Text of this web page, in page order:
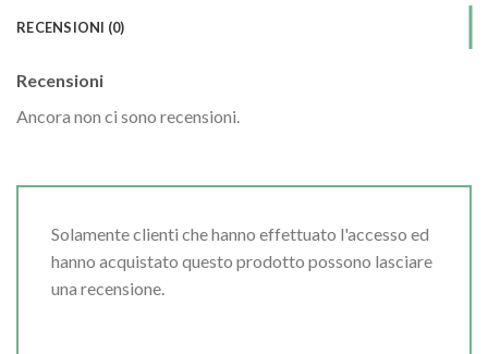
RECENSIONI (0)
Recensioni
Ancora non ci sono recensioni.
Solamente clienti che hanno effettuato l'accesso ed
hanno acquistato questo prodotto possono lasciare
una recensione.